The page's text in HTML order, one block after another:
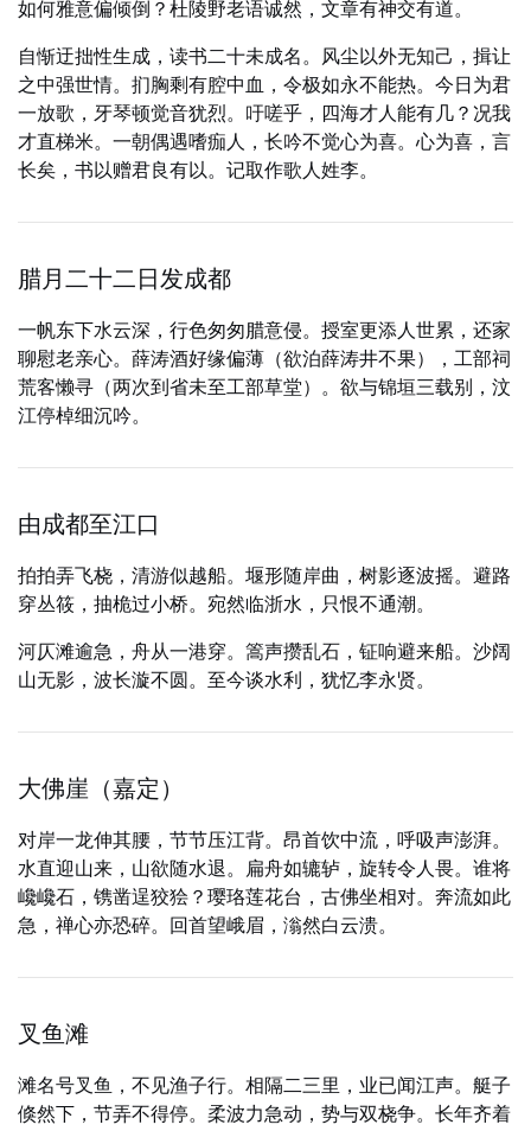
如何雅意偏倾倒？杜陵野老语诚然，文章有神交有道。
自惭迂拙性生成，读书二十未成名。风尘以外无知己，揖让
之中强世情。扪胸剩有腔中血，令极如永不能热。今日为君
一放歌，牙琴顿觉音犹烈。吁嗟乎，四海才人能有几？况我
才直梯米。一朝偶遇嗜痂人，长吟不觉心为喜。心为喜，言
长矣，书以赠君良有以。记取作歌人姓李。
腊月二十二日发成都
一帆东下水云深，行色匆匆腊意侵。授室更添人世累，还家
聊慰老亲心。薛涛酒好缘偏薄（欲泊薛涛井不果），工部祠
荒客懒寻（两次到省未至工部草堂）。欲与锦垣三载别，汶
江停棹细沉吟。
由成都至江口
拍拍弄飞桡，清游似越船。堰形随岸曲，树影逐波摇。避路
穿丛筱，抽桅过小桥。宛然临浙水，只恨不通潮。
河仄滩逾急，舟从一港穿。篙声攒乱石，钲响避来船。沙阔
山无影，波长漩不圆。至今谈水利，犹忆李永贤。
大佛崖（嘉定）
对岸一龙伸其腰，节节压江背。昂首饮中流，呼吸声澎湃。
水直迎山来，山欲随水退。扁舟如辘轳，旋转令人畏。谁将
巉巉石，镌凿逞狡狯？璎珞莲花台，古佛坐相对。奔流如此
急，禅心亦恐碎。回首望峨眉，滃然白云溃。
叉鱼滩
滩名号叉鱼，不见渔子行。相隔二三里，业已闻江声。艇子
倏然下，节弄不得停。柔波力急动，势与双桡争。长年齐着